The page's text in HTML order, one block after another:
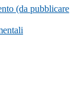
(da pubblicare